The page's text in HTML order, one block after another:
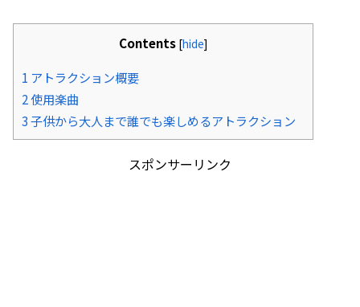
Contents [hide]
1 アトラクション概要
2使用楽曲
3子供から大人まで誰でも楽しめるアトラクション
スポンサーリンク